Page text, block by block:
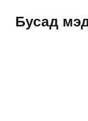
Бусад